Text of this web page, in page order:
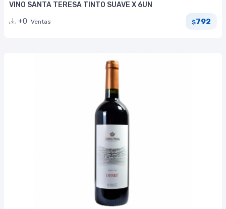
VINO SANTA TERESA TINTO SUAVE X 6UN
+0 Ventas $792